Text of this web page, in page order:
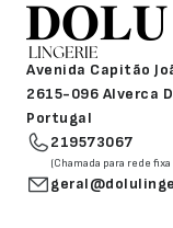
Avenida Capitão
2615-096 Alverca
Portugal
219573067
(Chamada para rede